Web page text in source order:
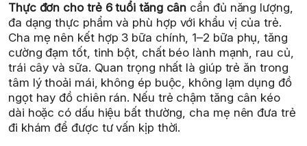
Thực đơn cho trẻ 6 tuổi tăng cân cần đủ năng lượng,
đa dạng thực phẩm và phù hợp với khẩu vị của trẻ.
Cha mẹ nên kết hợp 3 bữa chính, 1–2 bữa phụ, tăng
cường đạm tốt, tinh bột, chất béo lành mạnh, rau củ,
trái cây và sữa. Quan trọng nhất là giúp trẻ ăn trong
tâm lý thoải mái, không ép buộc, không lạm dụng đồ
ngọt hay đồ chiên rán. Nếu trẻ chậm tăng cân kéo
dài hoặc có dấu hiệu bất thường, cha mẹ nên đưa trẻ
đi khám để được tư vấn kịp thời.